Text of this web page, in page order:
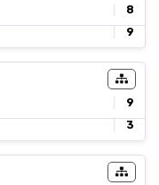
8
9
9
3